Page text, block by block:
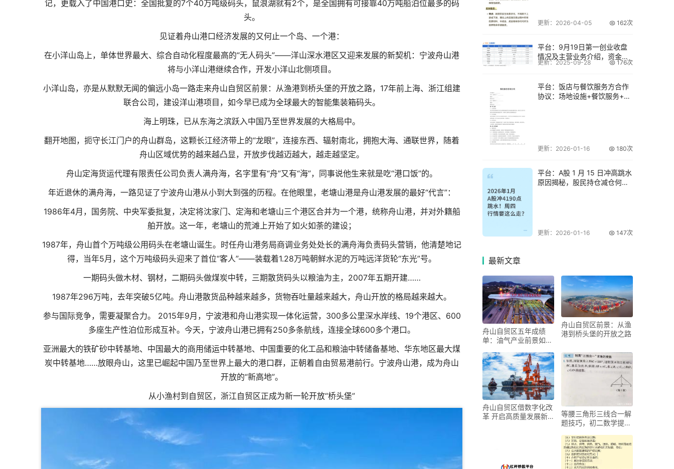
记，更载入了中国港口史：全国批复的7个40万吨级码头，鼠浪湖就有2个，是全国拥有可接靠40万吨船泊位最多的码
头。
见证着舟山港口经济发展的又何止一个岛、一个港：
在小洋山岛上，单体世界最大、综合自动化程度最高的“无人码头”——洋山深水港区又迎来发展的新契机：宁波舟山港
将与小洋山港继续合作，开发小洋山北侧项目。
小洋山岛，亦是从默默无闻的偏远小岛一路走来舟山自贸区前景：从渔港到桥头堡的开放之路，17年前上海、浙江组建
联合公司，建设洋山港项目，如今早已成为全球最大的智能集装箱码头。
海上明珠，已从东海之滨跃入中国乃至世界发展的大格局中。
翻开地图，扼守长江门户的舟山群岛，这颗长江经济带上的“龙眼”，连接东西、辐射南北，拥抱大海、通联世界，随着
舟山区域优势的越来越凸显，开放步伐越迈越大，越走越坚定。
舟山定海货运代理有限责任公司负责人满舟海，名字里有“舟”又有“海”，同事说他生来就是吃“港口饭”的。
年近退休的满舟海，一路见证了宁波舟山港从小到大到强的历程。在他眼里，老塘山港是舟山港发展的最好“代言”：
1986年4月，国务院、中央军委批复，决定将沈家门、定海和老塘山三个港区合并为一个港，统称舟山港，并对外籍船
舶开放。这一年，老塘山的荒滩上开始了如火如荼的建设；
1987年，舟山首个万吨级公用码头在老塘山诞生。时任舟山港务局商调业务处处长的满舟海负责码头营销，他清楚地记
得，当年5月，这个万吨级码头迎来了首位“客人”——装载着1.28万吨朝鲜水泥的万吨远洋货轮“东光”号。
一期码头做木材、钢材，二期码头做煤炭中转，三期散货码头以粮油为主，2007年五期开建……
1987年296万吨，去年突破5亿吨。舟山港散货品种越来越多，货物吞吐量越来越大，舟山开放的格局越来越大。
参与国际竞争，需要凝聚合力。 2015年9月，宁波港和舟山港实现一体化运营，300多公里深水岸线、19个港区、600
多座生产性泊位形成互补。今天，宁波舟山港已拥有250多条航线，连接全球600多个港口。
亚洲最大的铁矿砂中转基地、中国最大的商用储运中转基地、中国重要的化工品和粮油中转储备基地、华东地区最大煤
炭中转基地……放眼舟山，这里已崛起中国乃至世界上最大的港口群，正朝着自由贸易港前行。宁波舟山港，成为舟山
开放的“新高地”。
从小渔村到自贸区，浙江自贸区正成为新一轮开放“桥头堡”
更新：2026-04-05 162次
平台：9月19日第一创业收盘
情况及主营业务介绍，资金流
入显著
更新：2025-09-28 176次
平台：饭店与餐饮服务方合作
协议：场地设施+餐饮服务+经
更新：2026-01-16 180次
平台：A股 1 月 15 日冲高跳水
原因揭秘，股民持仓减仓何去
更新：2026-01-16 147次
最新文章
舟山自贸区五年成绩
单：油气产业前景如
舟山自贸区前景：从渔
港到桥头堡的开放之路
舟山自贸区借数字化改
革 开启高质量发展新
等腰三角形三线合一解
题技巧，初二数学提分